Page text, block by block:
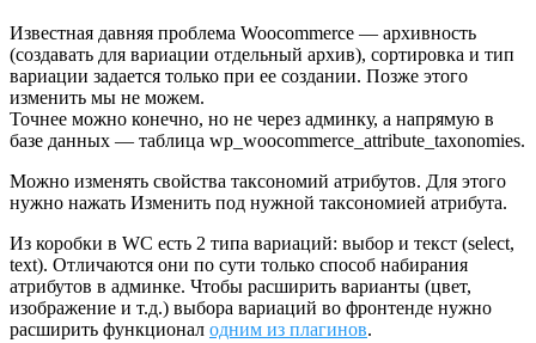
Известная давняя проблема Woocommerce — архивность
(создавать для вариации отдельный архив), сортировка и тип
вариации задается только при ее создании. Позже этого
изменить мы не можем.
Точнее можно конечно, но не через админку, а напрямую в
базе данных — таблица wp_woocommerce_attribute_taxonomies.
Можно изменять свойства таксономий атрибутов. Для этого
нужно нажать Изменить под нужной таксономией атрибута.
Из коробки в WC есть 2 типа вариаций: выбор и текст (select,
text). Отличаются они по сути только способ набирания
атрибутов в админке. Чтобы расширить варианты (цвет,
изображение и т.д.) выбора вариаций во фронтенде нужно
расширить функционал одним из плагинов.